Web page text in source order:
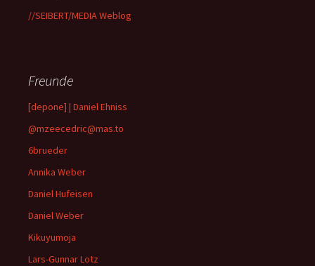
//SEIBERT/MEDIA Weblog
Freunde
[depone] | Daniel Ehniss
@mzeecedric@mas.to
6brueder
Annika Weber
Daniel Hufeisen
Daniel Weber
Kikuyumoja
Lars-Gunnar Lotz